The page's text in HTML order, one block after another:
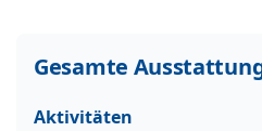
Gesamte
Aktivitäten